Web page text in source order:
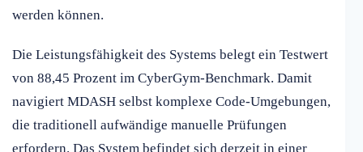
werden können.
Die Leistungsfähigkeit des Systems belegt ein Testwert
von 88,45 Prozent im CyberGym-Benchmark. Damit
navigiert MDASH selbst komplexe Code-Umgebungen,
die traditionell aufwändige manuelle Prüfungen
erfordern. Das System befindet sich derzeit in einer